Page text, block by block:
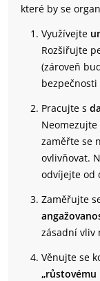
které by se
Využívejte
Rozšiřujte
(zároveň
Pracujte s
zaměřte se
ovlivňovat.
odvíjejte od
Zaměřujte
zásadní vliv
Věnujte se